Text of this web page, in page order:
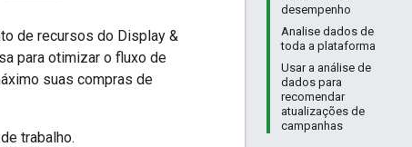
desempenho
Analise dados de
toda a plataforma
Usar a análise de
dados para
recomendar
atualizações de
campanhas
de recursos do Display &
para otimizar o fluxo de
suas compras de
trabalho.